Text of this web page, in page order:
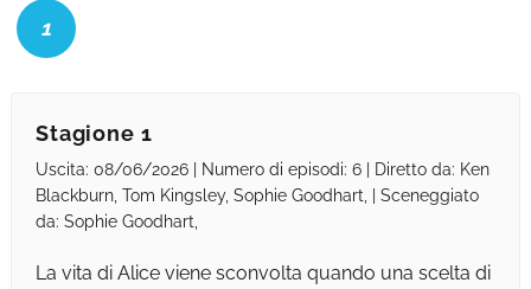
1
Stagione 1
Uscita: 08/06/2026 | Numero di episodi: 6 | Diretto da: Ken
Blackburn, Tom Kingsley, Sophie Goodhart, | Sceneggiato
da: Sophie Goodhart,
La vita di Alice viene sconvolta quando una scelta di